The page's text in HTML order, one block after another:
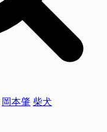
岡本肇 柴犬